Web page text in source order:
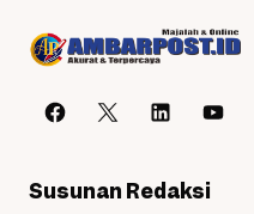
Susunan Redaksi